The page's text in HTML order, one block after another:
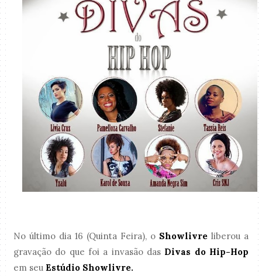
No último dia 16 (Quinta Feira), o Showlivreliberou a
gravação do que foi a invasão das Divas do Hip-Hop
em seu Estúdio Showlivre.